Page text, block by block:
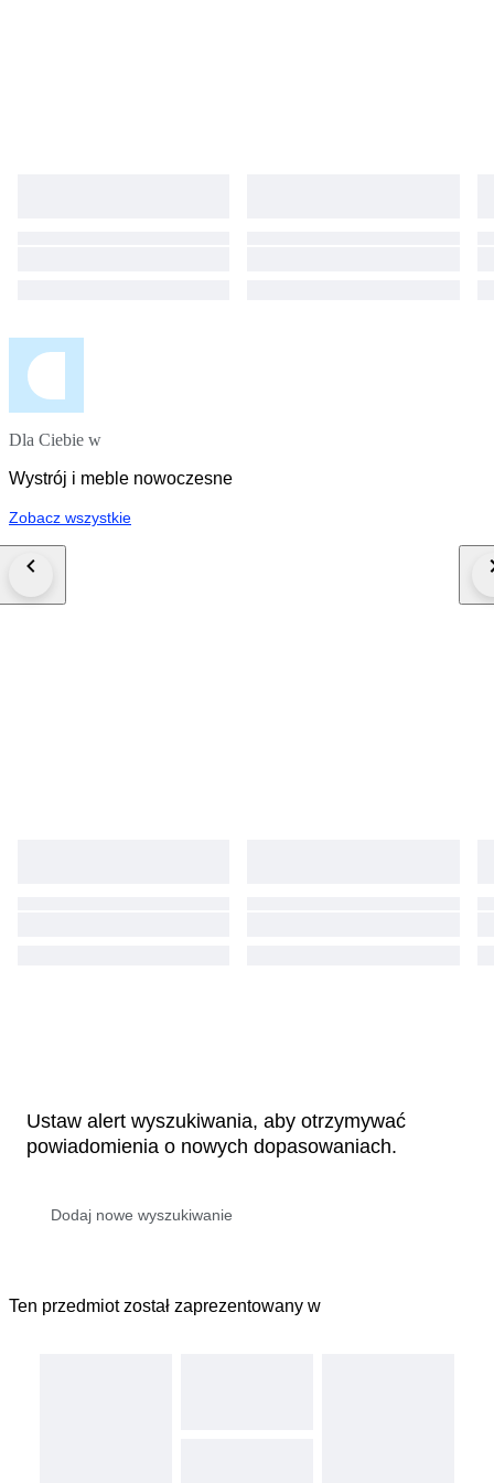
Dla Ciebie w
Wystrój i meble nowoczesne
Zobacz wszystkie
Ustaw alert wyszukiwania, aby otrzymywać
powiadomienia o nowych dopasowaniach.
Ten przedmiot został zaprezentowany w